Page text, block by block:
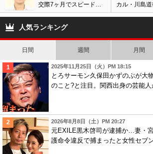
交際7ヶ月でスピード婚
を発表! 相方・西田幸治
も祝福
カル・川島
で死去。享
人気ランキング
日間 週間 月間
2025年11月25日（火）PM 18:15
とろサーモン久保田かずのぶが大
のこと?と注目。関西出身の芸能
2026年8月8日（土）PM 20:27
元EXILE黒木啓司が逮捕か…妻・
護命令違反で捕まったと女性セブ